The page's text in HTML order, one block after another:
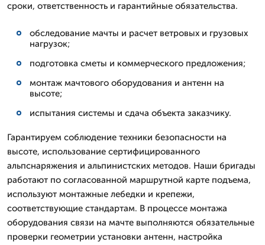
сроки, ответственность и гарантийные обязательства.
обследование мачты и расчет ветровых и грузовых
нагрузок;
подготовка сметы и коммерческого предложения;
монтаж мачтового оборудования и антенн на
высоте;
испытания системы и сдача объекта заказчику.
Гарантируем соблюдение техники безопасности на
высоте, использование сертифицированного
альпснаряжения и альпинистских методов. Наши бригады
работают по согласованной маршрутной карте подъема,
используют монтажные лебедки и крепежи,
соответствующие стандартам. В процессе монтажа
оборудования связи на мачте выполняются обязательные
проверки геометрии установки антенн, настройка